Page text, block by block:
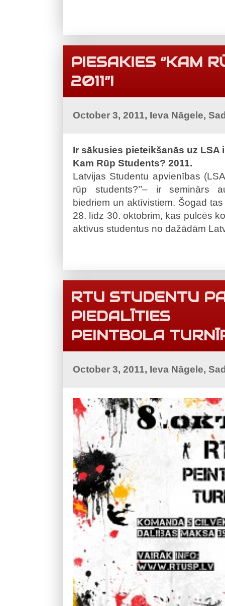
PIESAKIES “KAM
2011”!
October 3, 2011, Ieva Nāgele,
Ir sākusies pieteikšanās uz LSA
Kam Rūp Students? 2011.
Latvijas Studentu apvienības
rūp students?’’– ir seminārs
biedriem un aktīvistiem. Šogad
28. līdz 30. oktobrim, kas pulcēs
aktīvus studentus no dažādām
RTU STUDENTU
PIEDALĪTIES
PEINTBOLA
October 3, 2011, Ieva Nāgele,